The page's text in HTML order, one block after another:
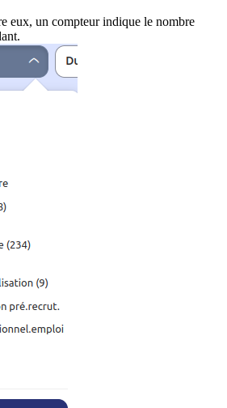
eux, un compteur indique le nombre